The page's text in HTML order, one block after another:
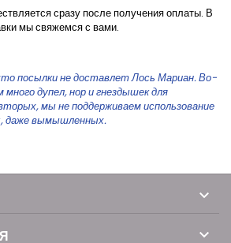
сразу после получения оплаты. В
мы свяжемся с вами.
посылки не доставлет Лось Мариан. Во-
дупел, нор и гнездышек для
мы не поддерживаем использование
даже вымышленных.

